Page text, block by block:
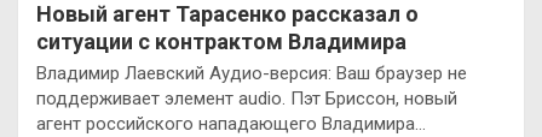
Новый агент Тарасенко рассказал о
ситуации с контрактом Владимира
Владимир Лаевский Аудио-версия: Ваш браузер не
поддерживает элемент audio. Пэт Бриссон, новый
агент российского нападающего Владимира…